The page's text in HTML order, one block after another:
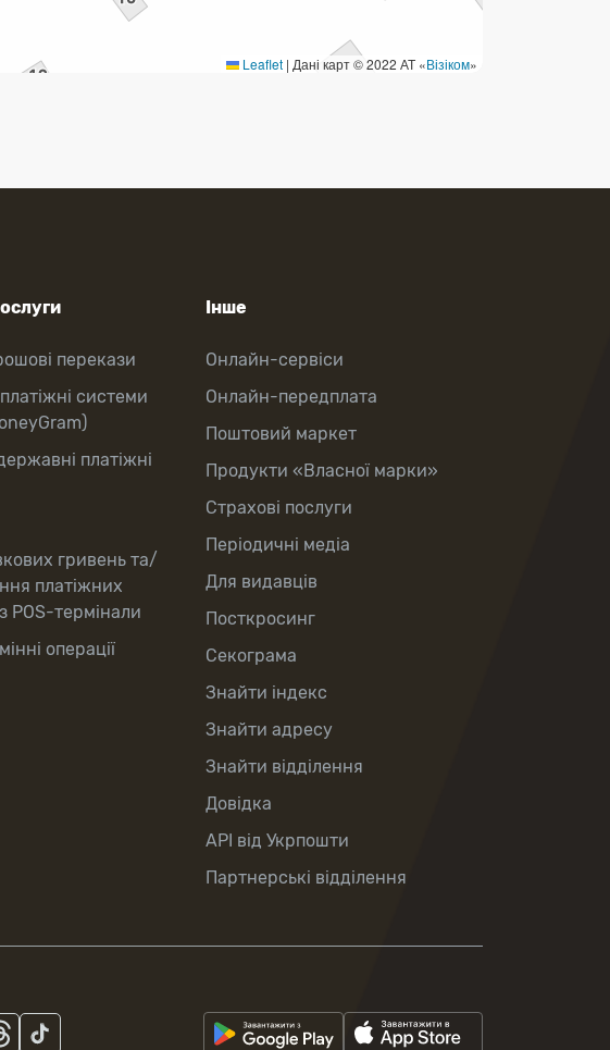
Leaflet | Дані карт © 2022 АТ «Візіком»
перекази
системи
платіжні
гривень та/
платіжних
POS-термінали
операції
Інше
Онлайн-сервіси
Онлайн-передплата
Поштовий маркет
Продукти «Власної марки»
Страхові послуги
Періодичні медіа
Для видавців
Посткросинг
Секограма
Знайти індекс
Знайти адресу
Знайти відділення
Довідка
API від Укрпошти
Партнерські відділення